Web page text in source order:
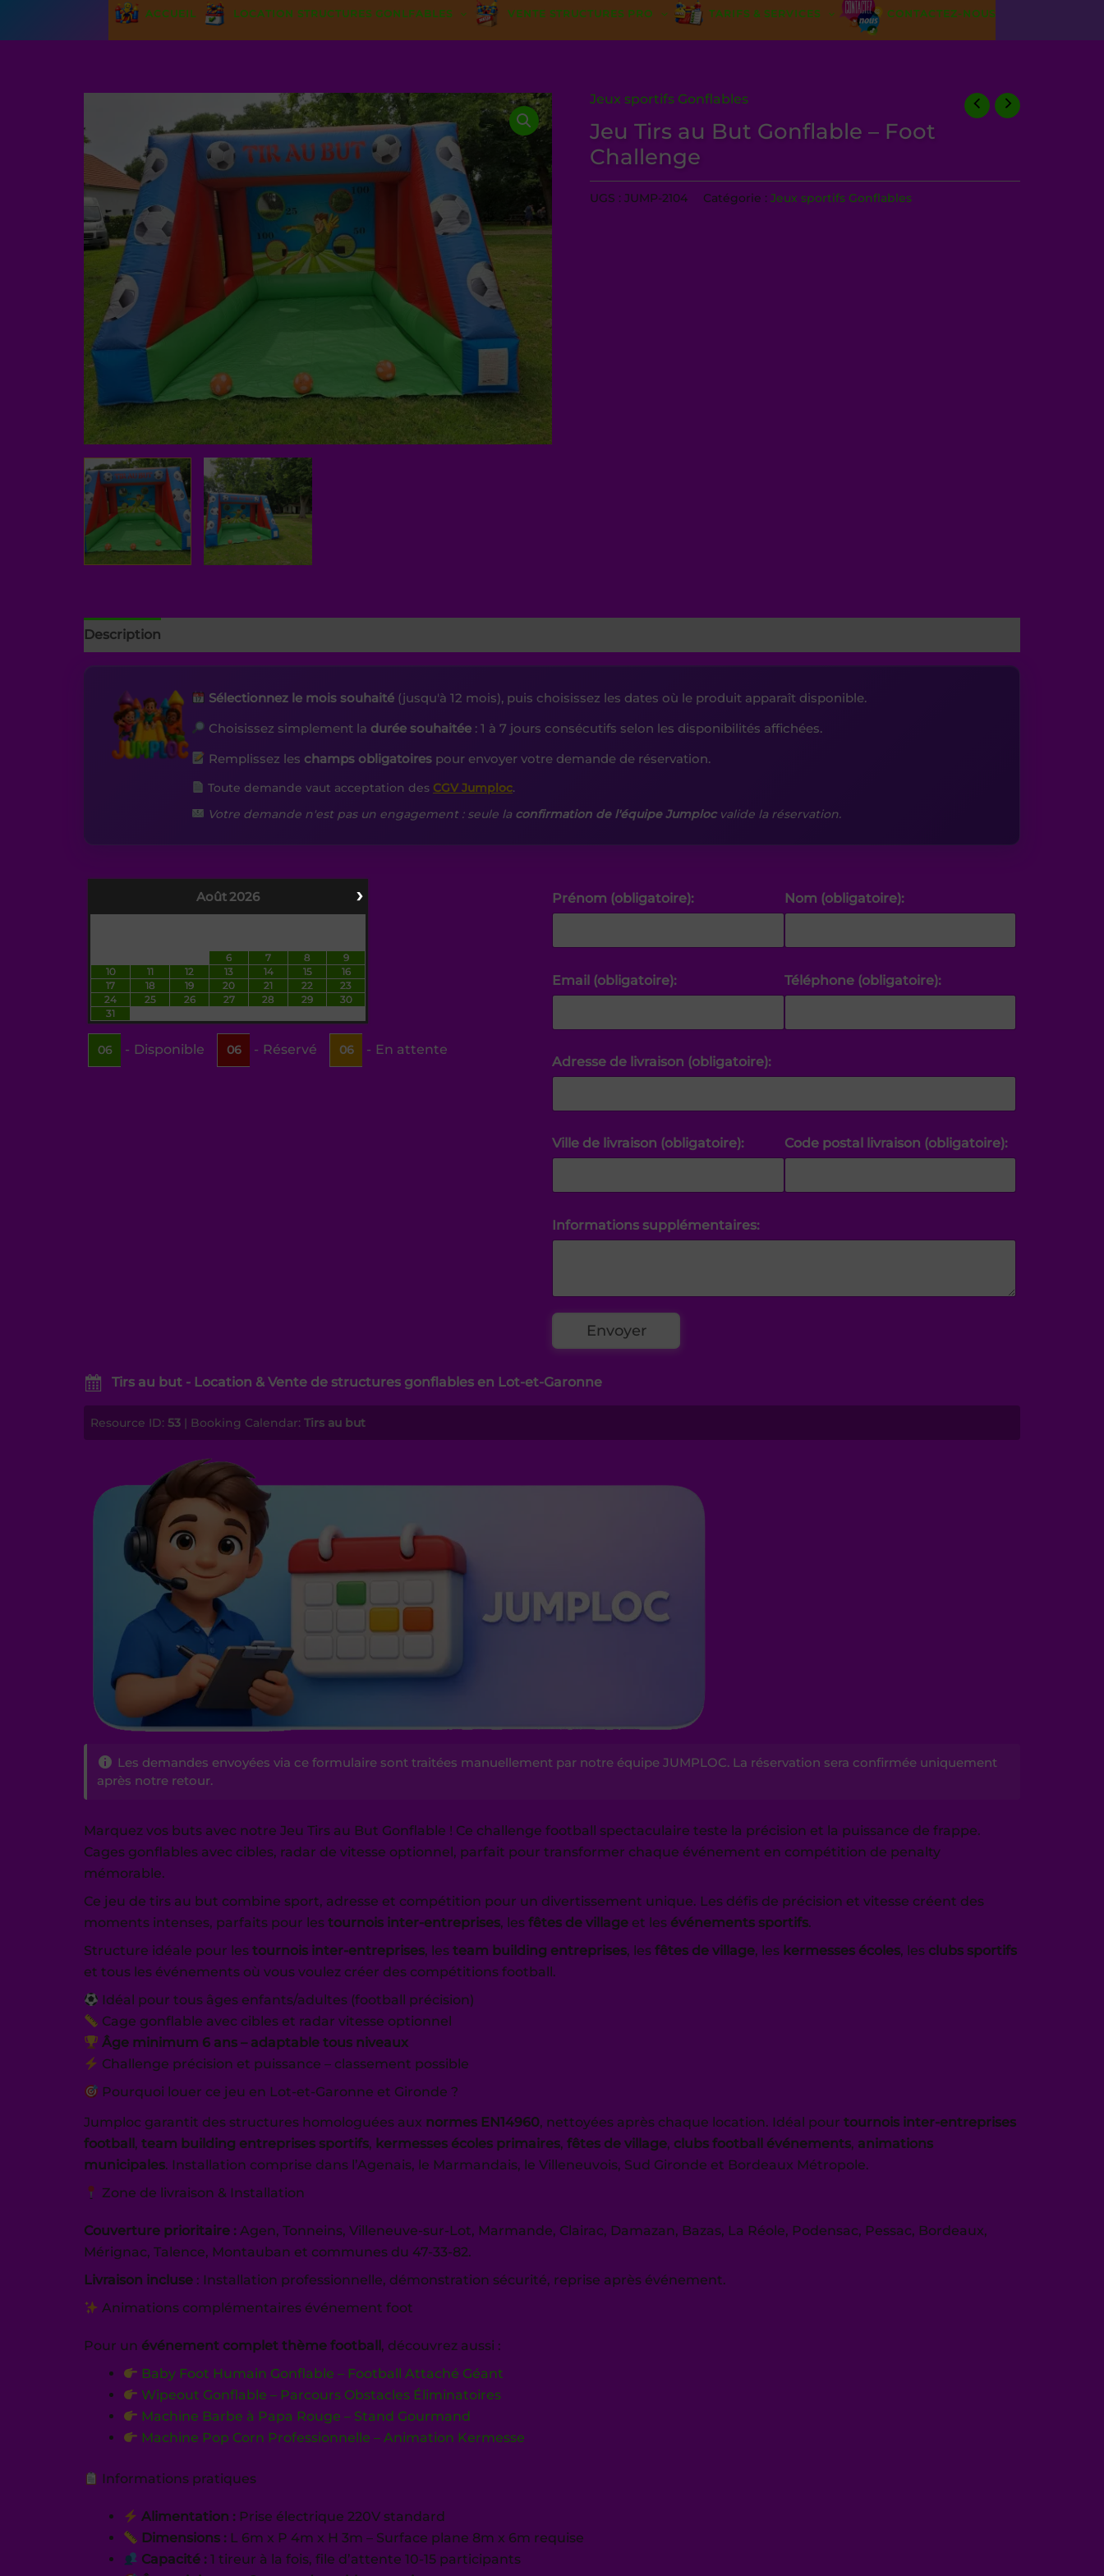
ACCUEIL LOCATION STRUCTURES GONLFABLES VENTE STRUCTURES PRO TARIFS & SERVICES CONTACTEZ-NOUS
Jeux sportifs Gonflables
Jeu Tirs au But Gonflable – Foot
Challenge
UGS : JUMP-2104 Catégorie : Jeux sportifs Gonflables
Description
Sélectionnez le mois souhaité (jusqu'à 12 mois), puis choisissez les dates où le produit apparaît disponible.
Choisissez simplement la durée souhaitée : 1 à 7 jours consécutifs selon les disponibilités affichées.
Remplissez les champs obligatoires pour envoyer votre demande de réservation.
Toute demande vaut acceptation des CGV Jumploc.
Votre demande n'est pas un engagement : seule la confirmation de l'équipe Jumplocvalide la réservation.
›
Août2026
6 7 8
9
10
11 12 13 14 15
16
17
18 19 20 21 22
23
24
25 26 27 28 29
30
31
06 - Disponible 06 - Réservé 06 - En attente
Prénom (obligatoire): Nom (obligatoire):
Email (obligatoire): Téléphone (obligatoire):
Adresse de livraison (obligatoire):
Ville de livraison (obligatoire): Code postal livraison (obligatoire):
Informations supplémentaires:
Tirs au but - Location & Vente de structures gonflables en Lot-et-Garonne
Resource ID: 53 | Booking Calendar: Tirs au but
Les demandes envoyées via ce formulaire sont traitées manuellement par notre équipe JUMPLOC. La réservation sera confirmée uniquement
après notre retour.
Marquez vos buts avec notre Jeu Tirs au But Gonflable ! Ce challenge football spectaculaire teste la précision et la puissance de frappe.
Cages gonflables avec cibles, radar de vitesse optionnel, parfait pour transformer chaque événement en compétition de penalty
mémorable.
Ce jeu de tirs au but combine sport, adresse et compétition pour un divertissement unique. Les défis de précision et vitesse créent des
moments intenses, parfaits pour les tournois inter-entreprises, les fêtes de village et les événements sportifs.
Structure idéale pour les tournois inter-entreprises, les team building entreprises, les fêtes de village, les kermesses écoles, les clubs sportifs
et tous les événements où vous voulez créer des compétitions football.
Idéal pour tous âges enfants/adultes (football précision)
Cage gonflable avec cibles et radar vitesse optionnel
Âge minimum 6 ans – adaptable tous niveaux
Challenge précision et puissance – classement possible
Pourquoi louer ce jeu en Lot-et-Garonne et Gironde ?
Jumploc garantit des structures homologuées aux normes EN14960, nettoyées après chaque location. Idéal pour tournois inter-entreprises
football , team building entreprises sportifs, kermesses écoles primaires, fêtes de village, clubs football événements, animations
municipales. Installation comprise dans l’Agenais, le Marmandais, le Villeneuvois, Sud Gironde et Bordeaux Métropole.
Zone de livraison & Installation
Couverture prioritaire : Agen, Tonneins, Villeneuve-sur-Lot, Marmande, Clairac, Damazan, Bazas, La Réole, Podensac, Pessac, Bordeaux,
Mérignac, Talence, Montauban et communes du 47-33-82.
Livraison incluse : Installation professionnelle, démonstration sécurité, reprise après événement.
Animations complémentaires événement foot
Pour un événement complet thème football , découvrez aussi :
Baby Foot Humain Gonflable – Football Attaché Géant
Wipeout Gonflable – Parcours Obstacles Éliminatoires
Machine Barbe à Papa Rouge – Stand Gourmand
Machine Pop Corn Professionnelle – Animation Kermesse
Informations pratiques
Alimentation : Prise électrique 220V standard
Dimensions : L 6m x P 4m x H 3m – Surface plane 8m x 6m requise
Capacité : 1 tireur à la fois, file d’attente 10-15 participants